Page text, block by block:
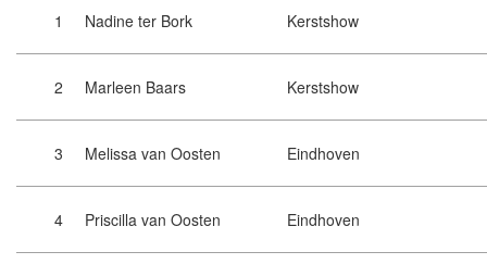
1 Nadine ter Bork Kerstshow
2 Marleen Baars Kerstshow
3 Melissa van Oosten Eindhoven
4 Priscilla van Oosten Eindhoven